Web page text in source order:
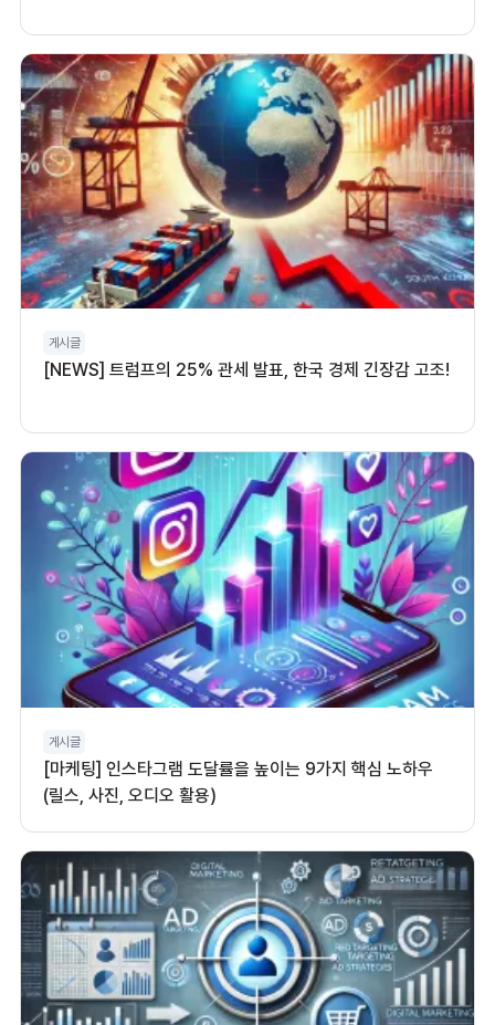
게시글
[NEWS] 트럼프의 25% 관세 발표, 한국 경제 긴장감 고조!
게시글
[마케팅] 인스타그램 도달률을 높이는 9가지 핵심 노하우
(릴스, 사진, 오디오 활용)